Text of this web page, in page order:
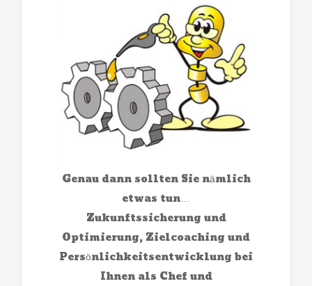
Genau dann sollten Sie nämlich
etwas tun…
Zukunftssicherung und
Optimierung, Zielcoaching und
Persönlichkeitsentwicklung bei
Ihnen als Chef und